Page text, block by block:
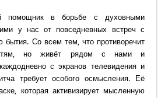
помощник в борьбе с духовными
у нас от повседневных встреч с
бытия. Со всем тем, что противоречит
но живёт рядом с нами и
с экранов телевидения и
требует особого осмысления. Её
которая активизирует мысленную